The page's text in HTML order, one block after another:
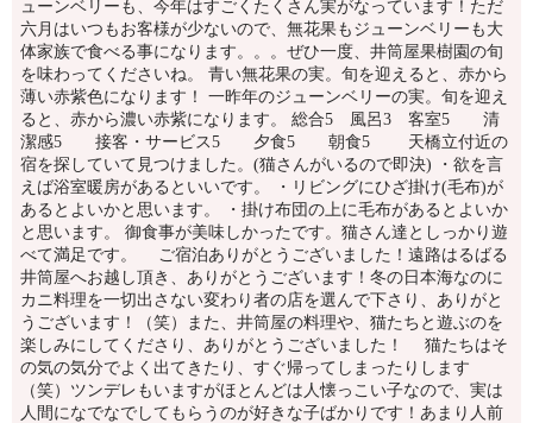
ューンベリーも、今年はすごくたくさん実がなっています！ただ
六月はいつもお客様が少ないので、無花果もジューンベリーも大
体家族で食べる事になります。。。ぜひ一度、井筒屋果樹園の旬
を味わってくださいね。 青い無花果の実。旬を迎えると、赤から
薄い赤紫色になります！ 一昨年のジューンベリーの実。旬を迎え
ると、赤から濃い赤紫になります。 総合5 風呂3 客室5 清
潔感5 接客・サービス5 夕食5 朝食5 天橋立付近の
宿を探していて見つけました。(猫さんがいるので即決) ・欲を言
えば浴室暖房があるといいです。 ・リビングにひざ掛け(毛布)が
あるとよいかと思います。 ・掛け布団の上に毛布があるとよいか
と思います。 御食事が美味しかったです。猫さん達としっかり遊
べて満足です。 ご宿泊ありがとうございました！遠路はるばる
井筒屋へお越し頂き、ありがとうございます！冬の日本海なのに
カニ料理を一切出さない変わり者の店を選んで下さり、ありがと
うございます！（笑）また、井筒屋の料理や、猫たちと遊ぶのを
楽しみにしてくださり、ありがとうございました！ 猫たちはそ
の気の気分でよく出てきたり、すぐ帰ってしまったりします
（笑）ツンデレもいますがほとんどは人懐っこい子なので、実は
人間になでなでしてもらうのが好きな子ばかりです！あまり人前